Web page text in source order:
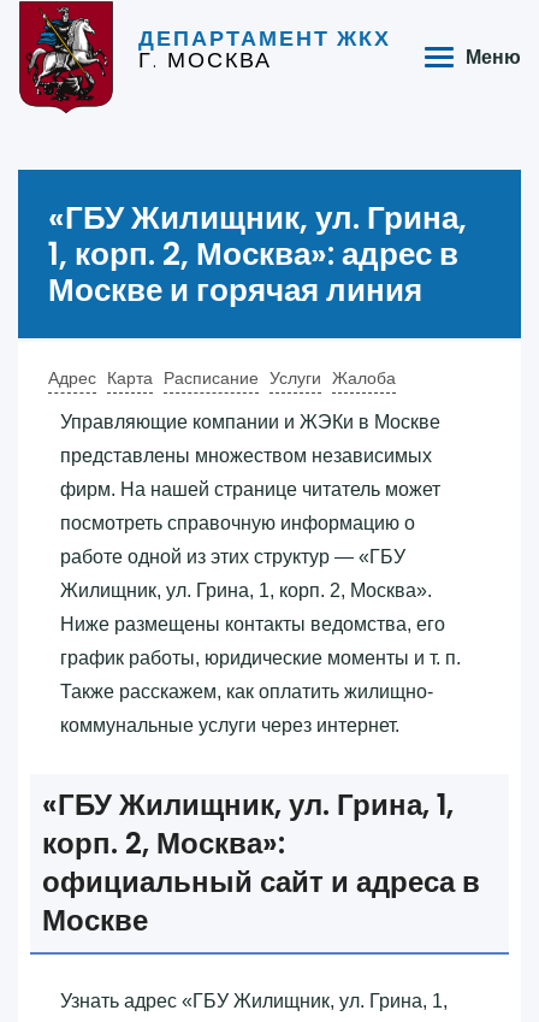
ДЕПАРТАМЕНТ ЖКХ
Г. МОСКВА Меню
«‎ГБУ Жилищник, ул. Грина,
1, корп. 2, Москва»‎: адрес в
Москве и горячая линия
Адрес Карта Расписание Услуги Жалоба
Управляющие компании и ЖЭКи в Москве
представлены множеством независимых
фирм. На нашей странице читатель может
посмотреть справочную информацию о
работе одной из этих структур — «‎ГБУ
Жилищник, ул. Грина, 1, корп. 2, Москва»‎.
Ниже размещены контакты ведомства, его
график работы, юридические моменты и т. п.
Также расскажем, как оплатить жилищно-
коммунальные услуги через интернет.
«‎ГБУ Жилищник, ул. Грина, 1,
корп. 2, Москва»‎:
официальный сайт и адреса в
Москве
Узнать адрес «‎ГБУ Жилищник, ул. Грина, 1,